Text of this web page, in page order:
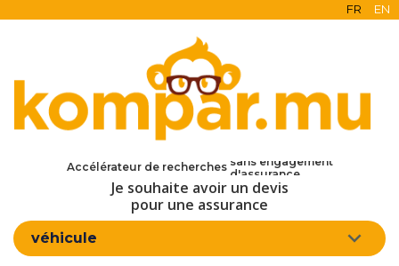
FR EN
Accélérateur de recherches
en ligne
d'assurance
Je souhaite avoir un devis
pour une assurance
véhicule